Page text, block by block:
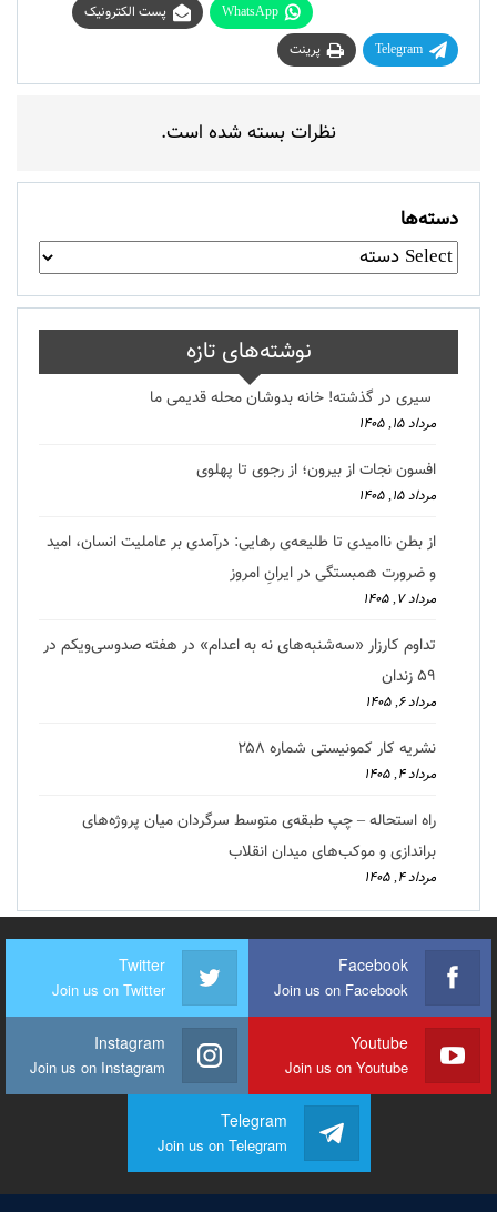
WhatsApp
پست الکترونیک
Telegram
پرینت
نظرات بسته شده است.
دسته‌ها
نوشته‌های تازه
سیری در گذشته! خانه بدوشان محله قدیمی ما
مرداد ۱۵, ۱۴۰۵
افسون نجات از بیرون؛ از رجوی تا پهلوی
مرداد ۱۵, ۱۴۰۵
از بطن ناامیدی تا طلیعه‌ی رهایی: درآمدی بر عاملیت انسان، امید
و ضرورت همبستگی در ایرانِ امروز
مرداد ۷, ۱۴۰۵
تداوم کارزار «سه‌شنبه‌های نه به اعدام» در هفته صدوسی‌و‌یکم در
۵۹ زندان
مرداد ۶, ۱۴۰۵
نشریه کار کمونیستی شماره ۲۵۸
مرداد ۴, ۱۴۰۵
راه استحاله – چپ طبقه‌ی متوسط سرگردان میان پروژه‌های
براندازی و موکب‌های میدان انقلاب
مرداد ۴, ۱۴۰۵
Facebook
Join us on Facebook
Twitter
Join us on Twitter
Youtube
Join us on Youtube
Instagram
Join us on Instagram
Telegram
Join us on Telegram